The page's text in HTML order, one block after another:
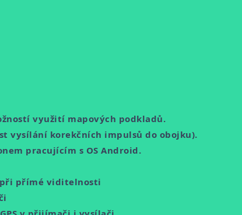
využití mapových podkladů.
vysílání korekčních impulsů do obojku).
pracujícím s OS Android.
při přímé viditelnosti